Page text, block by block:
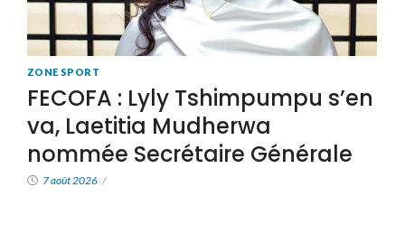
ZONE SPORT
FECOFA : Lyly Tshimpumpu s’en
va, Laetitia Mudherwa
nommée Secrétaire Générale
7 août 2026 /